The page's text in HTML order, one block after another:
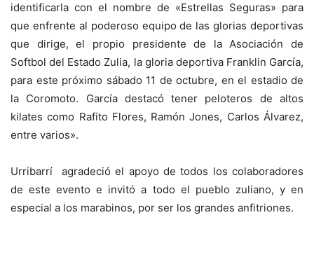
identificarla con el nombre de «Estrellas Seguras» para
que enfrente al poderoso equipo de las glorias deportivas
que dirige, el propio presidente de la Asociación de
Softbol del Estado Zulia, la gloria deportiva Franklin García,
para este próximo sábado 11 de octubre, en el estadio de
la Coromoto. García destacó tener peloteros de altos
kilates como Rafito Flores, Ramón Jones, Carlos Álvarez,
entre varios».
Urribarrí agradeció el apoyo de todos los colaboradores
de este evento e invitó a todo el pueblo zuliano, y en
especial a los marabinos, por ser los grandes anfitriones.